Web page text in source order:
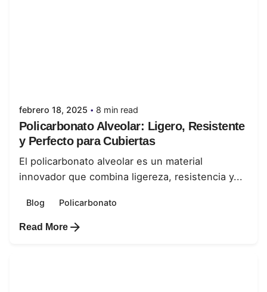
febrero 18, 2025 8 min read
Policarbonato Alveolar: Ligero, Resistente
y Perfecto para Cubiertas
El policarbonato alveolar es un material
innovador que combina ligereza, resistencia y...
Blog Policarbonato
Read More